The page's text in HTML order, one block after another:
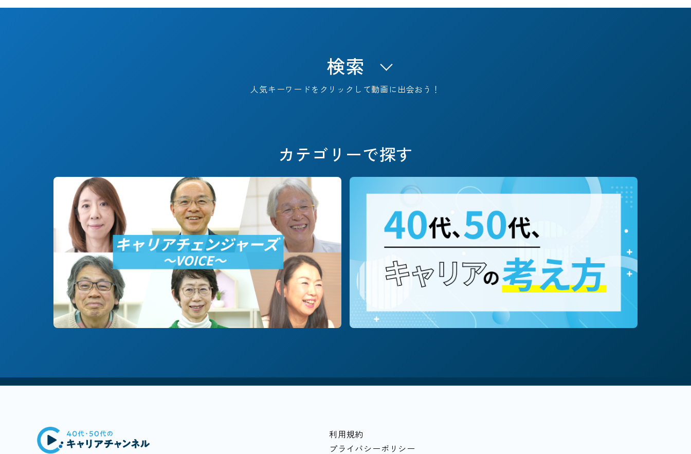
検索
人気キーワードをクリックして動画に出会おう！
キャリアフェーズで探す
#決断までのSTORY #これからのSTORY #定年退職 #早期退職 #転職/再就職
職種別に探す
#技術/開発職/エンジニア #営業 #企画/マーケ #コーポレート #専門職（コンサルタント等）
#中堅中小企業
#越境学習 #落とし穴 #家計 #80歳まで働く
カテゴリーで探す
利用規約
プライバシーポリシー